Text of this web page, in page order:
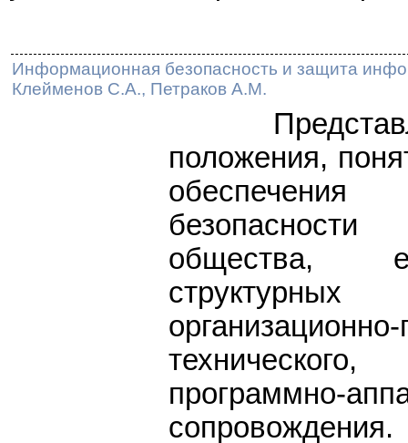
Информационная безопасность и защита
Клейменов С.А., Петраков А.М.
положения,
обеспечения
общества,
программно-